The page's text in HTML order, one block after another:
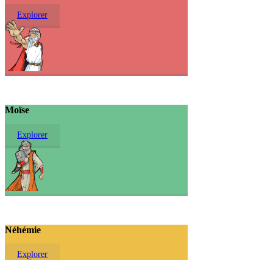
Explorer
Moïse
Explorer
Néhémie
Explorer